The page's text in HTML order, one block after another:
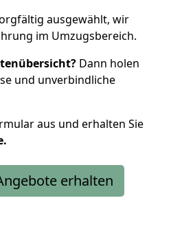
ausgewählt, wir
im Umzugsbereich.
Dann holen
und unverbindliche
aus und erhalten Sie
erhalten